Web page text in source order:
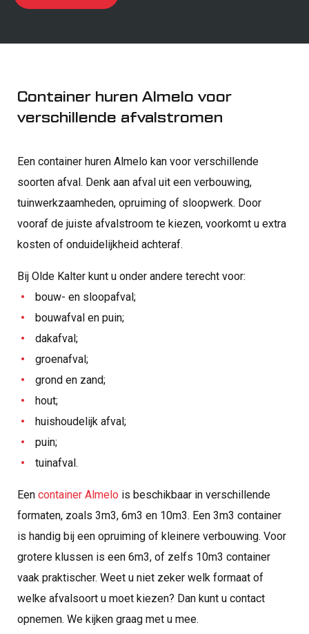
Container huren Almelo voor
verschillende afvalstromen
Een container huren Almelo kan voor verschillende
soorten afval. Denk aan afval uit een verbouwing,
tuinwerkzaamheden, opruiming of sloopwerk. Door
vooraf de juiste afvalstroom te kiezen, voorkomt u extra
kosten of onduidelijkheid achteraf.
Bij Olde Kalter kunt u onder andere terecht voor:
bouw- en sloopafval;
bouwafval en puin;
dakafval;
groenafval;
grond en zand;
hout;
huishoudelijk afval;
puin;
tuinafval.
Een container Almelo is beschikbaar in verschillende
formaten, zoals 3m3, 6m3 en 10m3. Een 3m3 container
is handig bij een opruiming of kleinere verbouwing. Voor
grotere klussen is een 6m3, of zelfs 10m3 container
vaak praktischer. Weet u niet zeker welk formaat of
welke afvalsoort u moet kiezen? Dan kunt u contact
opnemen. We kijken graag met u mee.